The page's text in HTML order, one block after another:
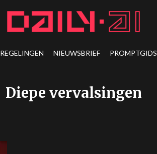
REGELINGEN NIEUWSBRIEF PROMPTGIDS
Diepe vervalsingen